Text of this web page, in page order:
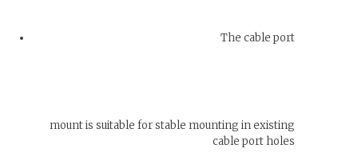
The cable port
mount is suitable for stable mounting in existing
cable port holes